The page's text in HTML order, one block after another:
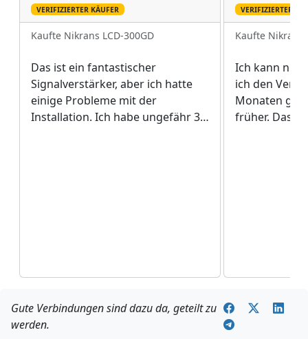
VERIFIZIERTER KÄUFER
Kaufte Nikrans LCD-300GD
Das ist ein fantastischer
Signalverstärker, aber ich hatte
einige Probleme mit der
Installation. Ich habe ungefähr 30
VERIFIZIERTER
Kaufte Nikrans
Ich kann
ich den
Monaten
früher. Das
Gute Verbindungen sind dazu da, geteilt zu
werden.